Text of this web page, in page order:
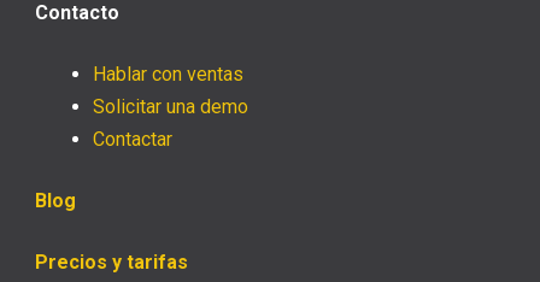
Contacto
Hablar con ventas
Solicitar una demo
Contactar
Blog
Precios y tarifas